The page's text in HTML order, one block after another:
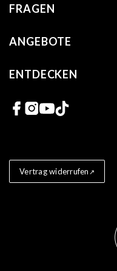
FRAGEN
ANGEBOTE
ENTDECKEN
Links zu
Vertrag widerrufen